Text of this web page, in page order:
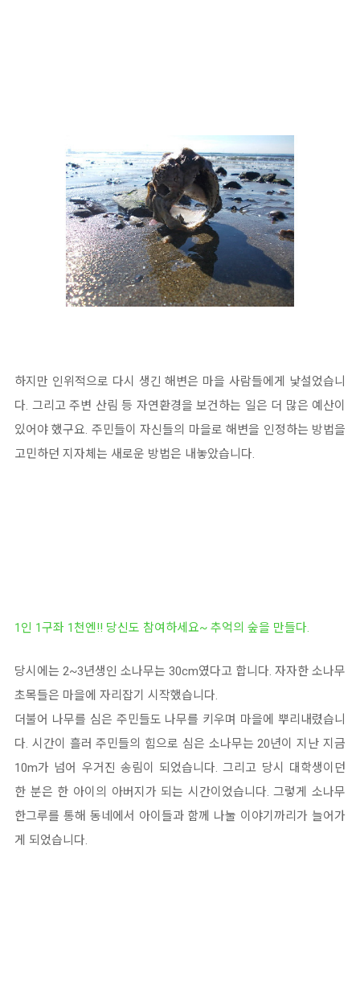
하지만 인위적으로 다시 생긴 해변은 마을 사람들에게 낯설었습니
다. 그리고 주변 산림 등 자연환경을 보건하는 일은 더 많은 예산이
있어야 했구요. 주민들이 자신들의 마을로 해변을 인정하는 방법을
고민하던 지자체는 새로운 방법은 내놓았습니다.
1인 1구좌 1천엔!! 당신도 참여하세요~ 추억의 숲을 만들다.
당시에는 2~3년생인 소나무는 30cm였다고 합니다. 자자한 소나무
초목들은 마을에 자리잡기 시작했습니다.
더불어 나무를 심은 주민들도 나무를 키우며 마을에 뿌리내렸습니
다. 시간이 흘러 주민들의 힘으로 심은 소나무는 20년이 지난 지금
10m가 넘어 우거진 송림이 되었습니다. 그리고 당시 대학생이던
한 분은 한 아이의 아버지가 되는 시간이었습니다. 그렇게 소나무
한그루를 통해 동네에서 아이들과 함께 나눌 이야기까리가 늘어가
게 되었습니다.